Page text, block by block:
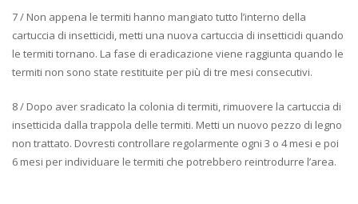
7 / Non appena le termiti hanno mangiato tutto l’interno della
cartuccia di insetticidi, metti una nuova cartuccia di insetticidi quando
le termiti tornano. La fase di eradicazione viene raggiunta quando le
termiti non sono state restituite per più di tre mesi consecutivi.
8 / Dopo aver sradicato la colonia di termiti, rimuovere la cartuccia di
insetticida dalla trappola delle termiti. Metti un nuovo pezzo di legno
non trattato. Dovresti controllare regolarmente ogni 3 o 4 mesi e poi
6 mesi per individuare le termiti che potrebbero reintrodurre l’area.